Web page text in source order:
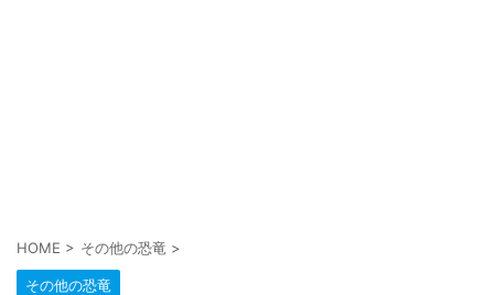
HOME > その他の恐竜 >
その他の恐竜